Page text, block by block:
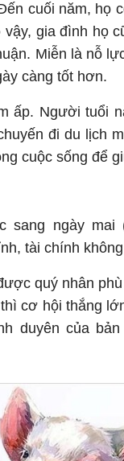
cuối năm, họ
gia đình họ
Miễn là nỗ
càng tốt hơn.
ấp. Người tuổi
đi du lịch
cuộc sống để
sang ngày mai
tài chính
quý nhân
cơ hội thắng
duyên của